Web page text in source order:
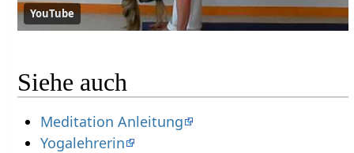
YouTube
Siehe auch
Meditation Anleitung
Yogalehrerin